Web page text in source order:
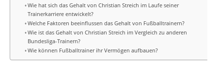
Wie hat sich das Gehalt von Christian Streich im Laufe seiner
Trainerkarriere entwickelt?
Welche Faktoren beeinflussen das Gehalt von Fußballtrainern?
Wie ist das Gehalt von Christian Streich im Vergleich zu anderen
Bundesliga-Trainern?
Wie können Fußballtrainer ihr Vermögen aufbauen?